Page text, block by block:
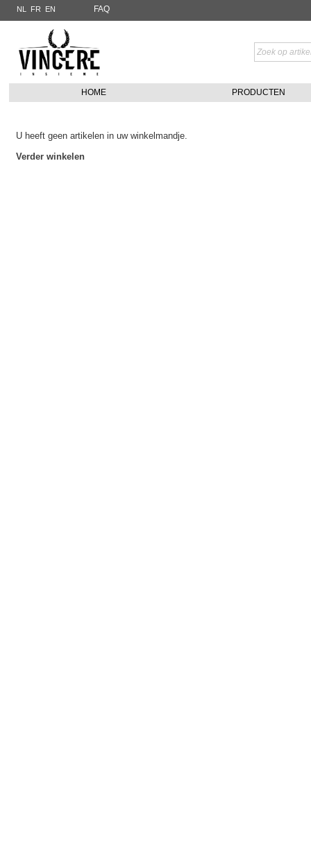
NL FR EN FAQ
HOME PRODUCTEN
U heeft geen artikelen in uw winkelmandje.
Verder winkelen